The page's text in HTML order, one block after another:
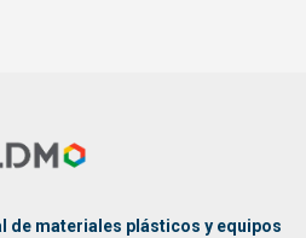
de materiales plásticos y equipos